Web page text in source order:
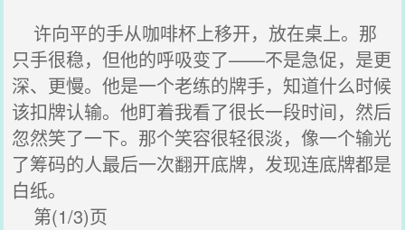
许向平的手从咖啡杯上移开，放在桌上。那
只手很稳，但他的呼吸变了——不是急促，是更
深、更慢。他是一个老练的牌手，知道什么时候
该扣牌认输。他盯着我看了很长一段时间，然后
忽然笑了一下。那个笑容很轻很淡，像一个输光
了筹码的人最后一次翻开底牌，发现连底牌都是
白纸。
第(1/3)页